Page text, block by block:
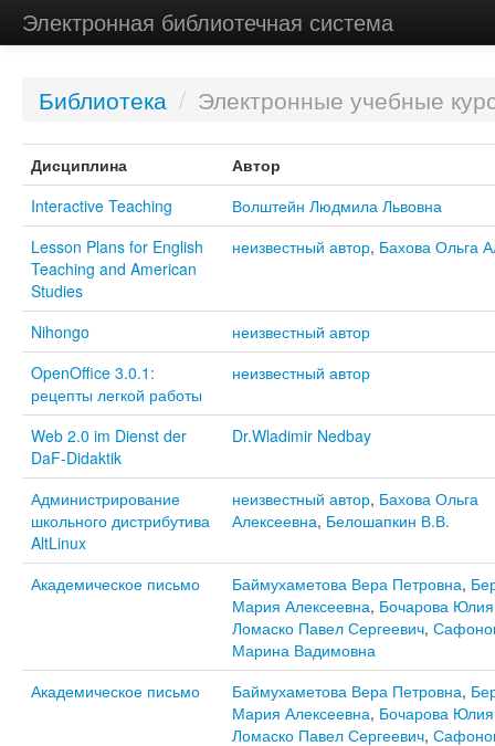
Электронная библиотечная система
Библиотека / Электронные учебные
Дисциплина
Автор
Interactive Teaching
Волштейн Людмила Львовна
Lesson Plans for English
Teaching and American
Studies
неизвестный автор, Бахова Ольга
Nihongo
неизвестный автор
OpenOffice 3.0.1:
рецепты легкой работы
неизвестный автор
Web 2.0 im Dienst der
DaF-Didaktik
Dr.Wladimir Nedbay
Администрирование
школьного дистрибутива
AltLinux
неизвестный автор, Бахова Ольга
Алексеевна, Белошапкин В.В.
Академическое письмо Баймухаметова Вера Петровна,
Мария Алексеевна, Бочарова
Ломаско Павел Сергеевич,
Марина Вадимовна
Академическое письмо
Баймухаметова Вера Петровна,
Мария Алексеевна, Бочарова
Ломаско Павел Сергеевич,